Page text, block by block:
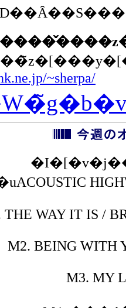
~sherpa/
THE WAY IT IS /
M2. BEING WITH
M3. MY